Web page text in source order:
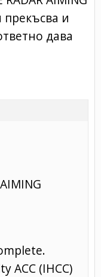
и
дава
ACC (IHCC)